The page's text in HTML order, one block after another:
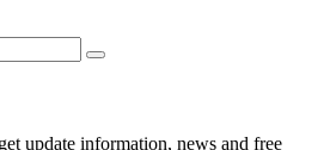
update information, news and free